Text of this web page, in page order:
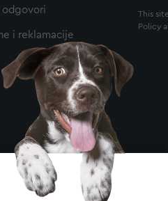
odgovori
i reklamacije
This
Policy